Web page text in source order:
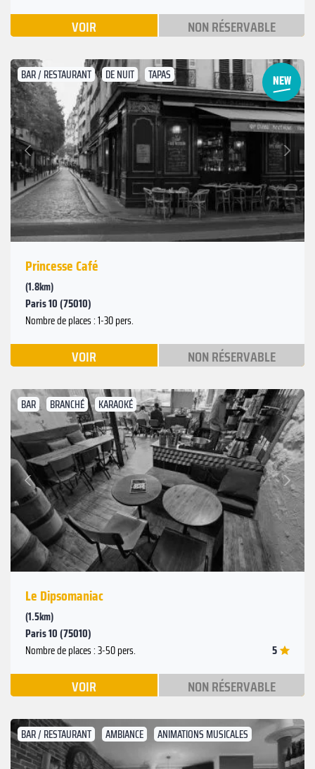
VOIR NON RÉSERVABLE
BAR / RESTAURANT DE NUIT TAPAS
Précédent
Suivant
Princesse Café
(1.8km)
Paris 10 (75010)
Nombre de places : 1-30 pers.
VOIR NON RÉSERVABLE
BAR BRANCHÉ KARAOKÉ
Précédent
Suivant
Le Dipsomaniac
(1.5km)
Paris 10 (75010)
Nombre de places : 3-50 pers. 5
VOIR NON RÉSERVABLE
BAR / RESTAURANT AMBIANCE ANIMATIONS MUSICALES